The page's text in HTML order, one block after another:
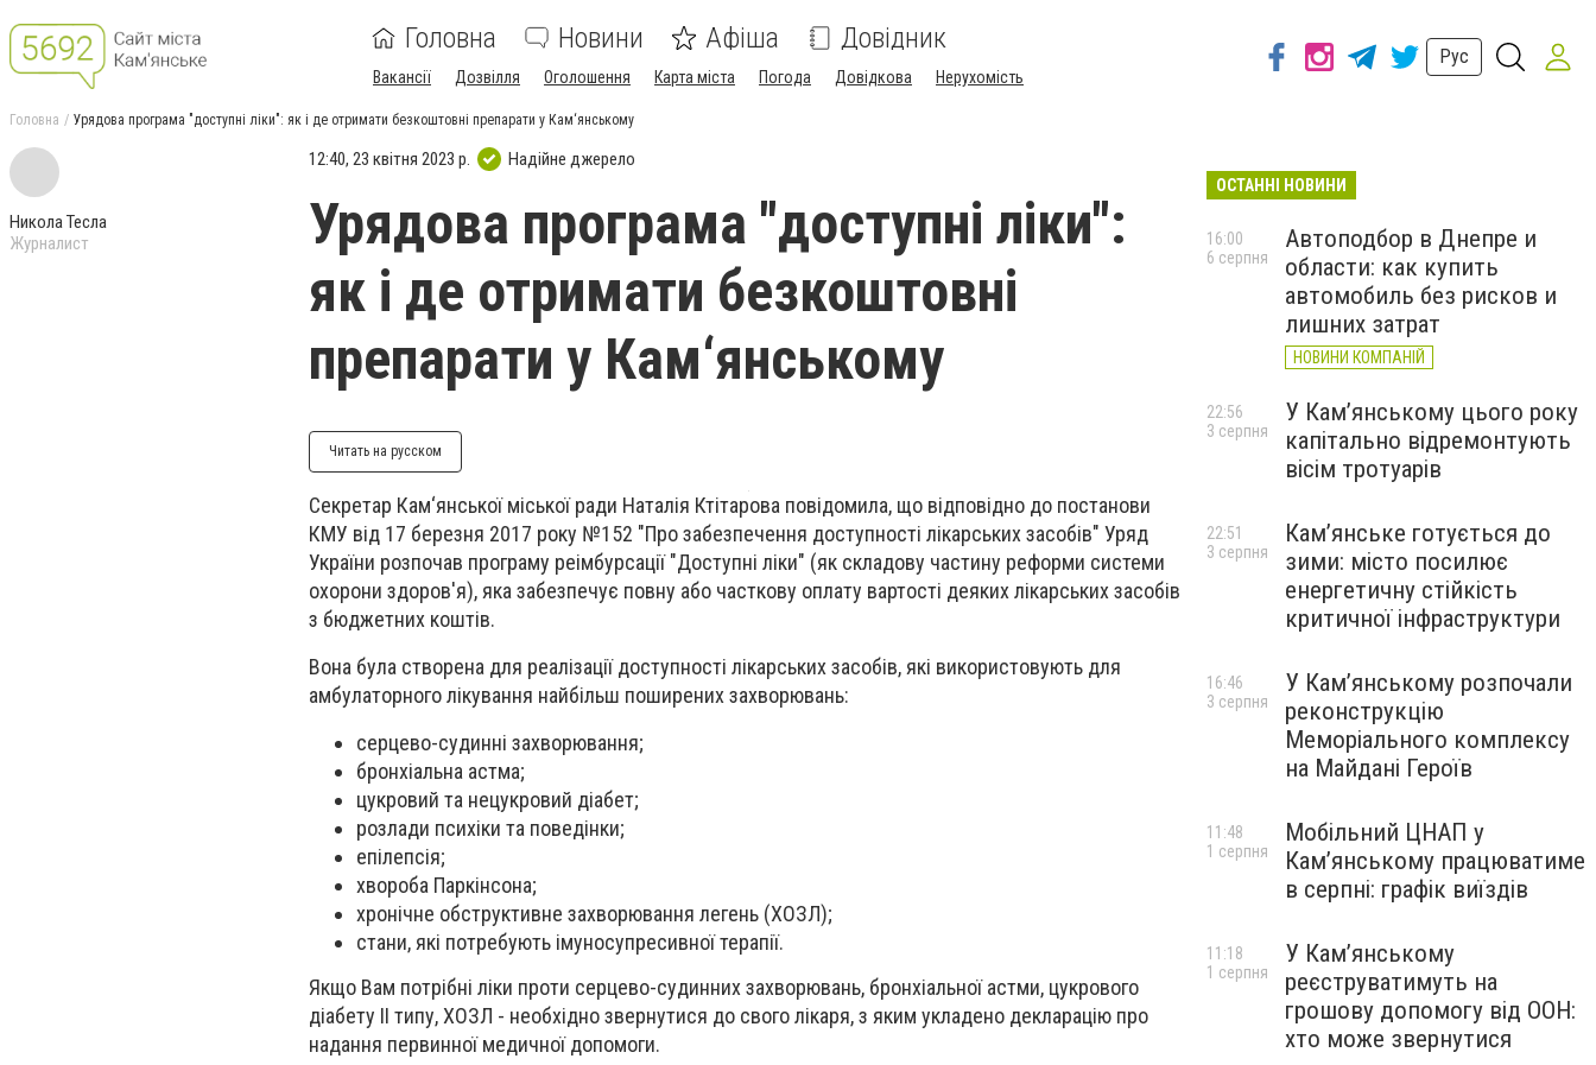
Головна Новини Афіша Довідник
Вакансії Дозвілля Оголошення Карта міста Погода Довідкова Нерухомість
Рус
Головна Урядова програма "доступні ліки": як і де отримати безкоштовні препарати у Кам‘янському
Никола Тесла
Журналист
12:40, 23 квітня 2023 р. Надійне джерело
Урядова програма "доступні ліки":
як і де отримати безкоштовні
препарати у Кам‘янському
Читать на русском
Секретар Кам‘янської міської ради Наталія Ктітарова повідомила, що відповідно до постанови
КМУ від 17 березня 2017 року №152 "Про забезпечення доступності лікарських засобів" Уряд
України розпочав програму реімбурсації "Доступні ліки" (як складову частину реформи системи
охорони здоров'я), яка забезпечує повну або часткову оплату вартості деяких лікарських засобів
з бюджетних коштів.
Вона була створена для реалізації доступності лікарських засобів, які використовують для
амбулаторного лікування найбільш поширених захворювань:
серцево-судинні захворювання;
бронхіальна астма;
цукровий та нецукровий діабет;
розлади психіки та поведінки;
епілепсія;
хвороба Паркінсона;
хронічне обструктивне захворювання легень (ХОЗЛ);
стани, які потребують імуносупресивної терапії.
Якщо Вам потрібні ліки проти серцево-судинних захворювань, бронхіальної астми, цукрового
діабету ІІ типу, ХОЗЛ - необхідно звернутися до свого лікаря, з яким укладено декларацію про
надання первинної медичної допомоги.
ОСТАННІ НОВИНИ
Автоподбор в Днепре и
области: как купить
автомобиль без рисков и
лишних затрат
НОВИНИ КОМПАНІЙ
16:00
6 серпня
У Кам’янському цього року
капітально відремонтують
вісім тротуарів
22:56
3 серпня
Кам’янське готується до
зими: місто посилює
енергетичну стійкість
критичної інфраструктури
22:51
3 серпня
У Кам’янському розпочали
реконструкцію
Меморіального комплексу
на Майдані Героїв
16:46
3 серпня
Мобільний ЦНАП у
Кам’янському працюватиме
в серпні: графік виїздів
11:48
1 серпня
У Кам’янському
реєструватимуть на
грошову допомогу від ООН:
хто може звернутися
11:18
1 серпня